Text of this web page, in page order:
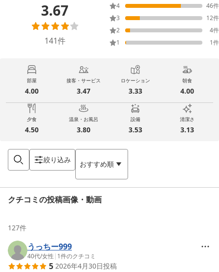
3.67
141件
4
46件
3
12件
2
4件
1
1件
部屋
4.00
接客・サービス
3.47
ロケーション
3.33
朝食
4.00
夕食
4.50
温泉・お風呂
3.80
設備
3.53
清潔さ
3.13
絞り込み おすすめ順
クチコミの投稿画像・動画
127件
うっちー999
40代/女性 | 1件のクチコミ
5 2026年4月30日投稿